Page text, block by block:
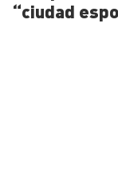
“ciudad